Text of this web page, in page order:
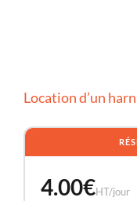
Location d’un
4.00€HT/jour